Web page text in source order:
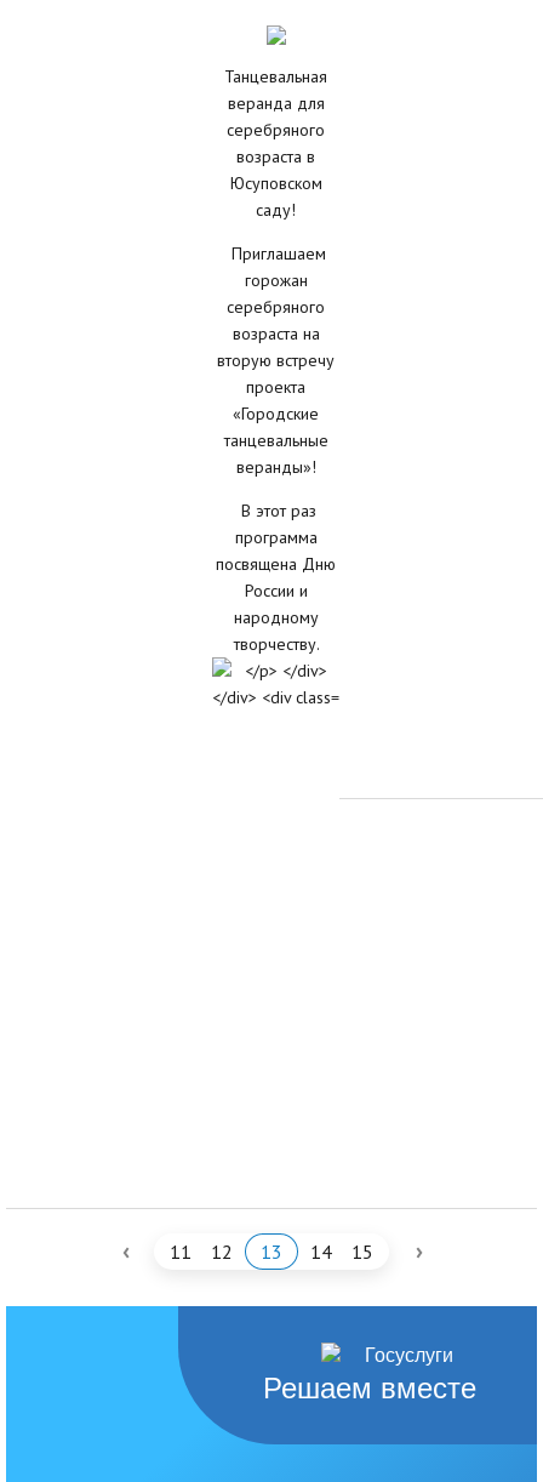
Танцевальная
веранда для
серебряного
возраста в
Юсуповском
саду!
Приглашаем
горожан
серебряного
возраста на
вторую встречу
проекта
«Городские
танцевальные
веранды»!
В этот раз
программа
посвящена Дню
России и
народному
творчеству.
‹ 11 12 13 14 15 ›
Решаем вместе